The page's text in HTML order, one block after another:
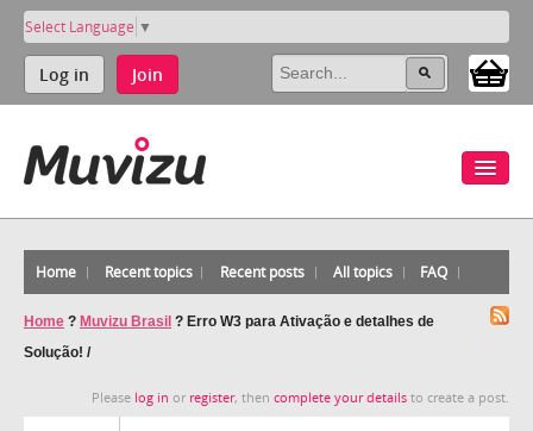
Select Language ▼
Log in Join
Home Recent topics Recent posts All topics FAQ
Home ? Muvizu Brasil ? Erro W3 para Ativação e detalhes de
Solução! /
Please log in or register, then complete your details to create a post.